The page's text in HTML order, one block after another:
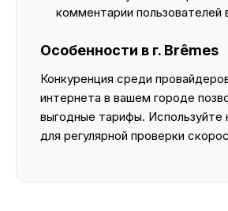
комментарии пользователей
Особенности в г. Brêmes
Конкуренция среди
интернета в вашем городе
выгодные тарифы. Используйте
для регулярной проверки